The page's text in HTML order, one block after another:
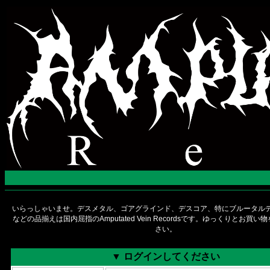
いらっしゃいませ。デスメタル、ゴアグラインド、デスコア、特にブルータル
などの品揃えは国内屈指のAmputated Vein Recordsです。ゆっくりとお買い物
さい。
▼ ログインしてください